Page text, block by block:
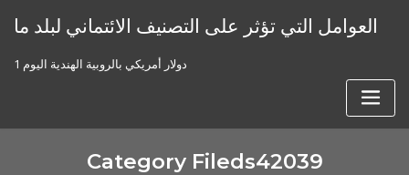
العوامل التي تؤثر على التصنيف الائتماني لبلد ما
1 دولار أمريكي بالروبية الهندية اليوم
Category Fileds42039